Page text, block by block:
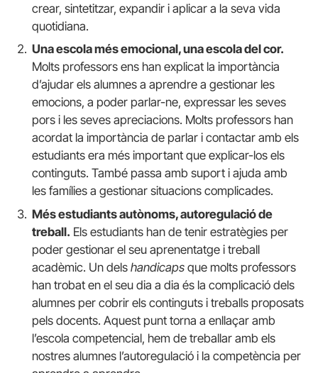
crear, sintetitzar, expandir i aplicar a la seva vida
quotidiana.
Una escola més emocional, una escola del cor.
Molts professors ens han explicat la importància
d’ajudar els alumnes a aprendre a gestionar les
emocions, a poder parlar-ne, expressar les seves
pors i les seves apreciacions. Molts professors han
acordat la importància de parlar i contactar amb els
estudiants era més important que explicar-los els
continguts. També passa amb suport i ajuda amb
les famílies a gestionar situacions complicades.
Més estudiants autònoms, autoregulació de
treball. Els estudiants han de tenir estratègies per
poder gestionar el seu aprenentatge i treball
acadèmic. Un dels handicaps que molts professors
han trobat en el seu dia a dia és la complicació dels
alumnes per cobrir els continguts i treballs proposats
pels docents. Aquest punt torna a enllaçar amb
l’escola competencial, hem de treballar amb els
nostres alumnes l’autoregulació i la competència per